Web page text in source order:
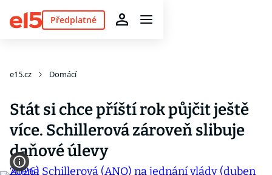
Předplatné
e15.cz Domácí
Stát si chce příští rok půjčit ještě
více. Schillerová zároveň slibuje
daňové úlevy